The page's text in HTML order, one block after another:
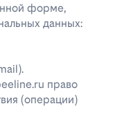
форме,
данных:
право
(операции)